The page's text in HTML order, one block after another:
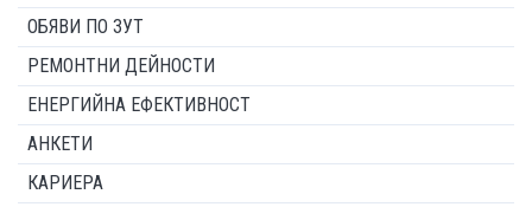
ОБЯВИ ПО ЗУТ
РЕМОНТНИ ДЕЙНОСТИ
ЕНЕРГИЙНА ЕФЕКТИВНОСТ
АНКЕТИ
КАРИЕРА